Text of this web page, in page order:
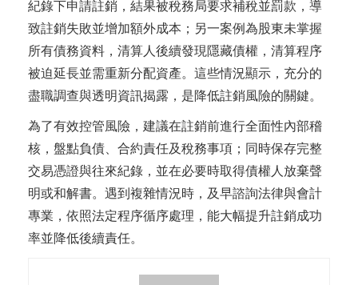
紀錄下申請註銷，結果被稅務局要求補稅並罰款，導
致註銷失敗並增加額外成本；另一案例為股東未掌握
所有債務資料，清算人後續發現隱藏債權，清算程序
被迫延長並需重新分配資產。這些情況顯示，充分的
盡職調查與透明資訊揭露，是降低註銷風險的關鍵。
為了有效控管風險，建議在註銷前進行全面性內部稽
核，盤點負債、合約責任及稅務事項；同時保存完整
交易憑證與往來紀錄，並在必要時取得債權人放棄聲
明或和解書。遇到複雜情況時，及早諮詢法律與會計
專業，依照法定程序循序處理，能大幅提升註銷成功
率並降低後續責任。